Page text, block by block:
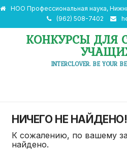
НОО Профессиональная наука,
(962) 508-7402
КОНКУРСЫ ДЛЯ
INTERCLOVER. BE YOUR
НИЧЕГО НЕ НАЙДЕНО!
К сожалению, по вашему
найдено.